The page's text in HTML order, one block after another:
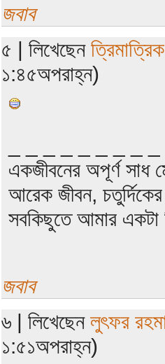
জবাব
৫ | লিখেছেন
১:৪৫অপরাহ্ন)
একজীবনের অপূর্ণ সাধ
আরেক জীবন, চতুর্দিকের
সবকিছুতে আমার একটা
জবাব
৬ | লিখেছেন লুৎফর
১:৫১অপরাহ্ন)